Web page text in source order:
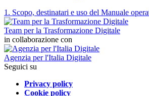
1. Scopo, destinatari e uso del Manuale
Team per la Trasformazione Digitale
in collaborazione con
Agenzia per l'Italia Digitale
Seguici su
Privacy policy
Cookie policy